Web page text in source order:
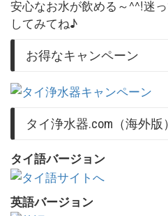
安心なお水が飲める～^^!迷
してみてね♪
お得なキャンペーン
タイ浄水器.com（海外版）
タイ語バージョン
英語バージョン